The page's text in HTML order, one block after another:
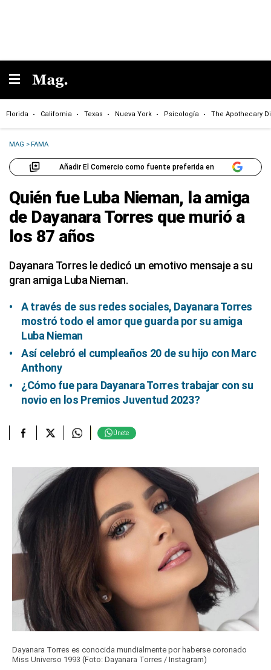
Florida California Texas Nueva York Psicología The Apothecary
MAG >FAMA
Añadir El Comercio como fuente preferida en
Quién fue Luba Nieman, la amiga
de Dayanara Torres que murió a
los 87 años
Dayanara Torres le dedicó un emotivo mensaje a su
gran amiga Luba Nieman.
A través de sus redes sociales, Dayanara Torres
mostró todo el amor que guarda por su amiga
Luba Nieman
Así celebró el cumpleaños 20 de su hijo con Marc
Anthony
¿Cómo fue para Dayanara Torres trabajar con su
novio en los Premios Juventud 2023?
Únete
Dayanara Torres es conocida mundialmente por haberse coronado
Miss Universo 1993 (Foto: Dayanara Torres / Instagram)